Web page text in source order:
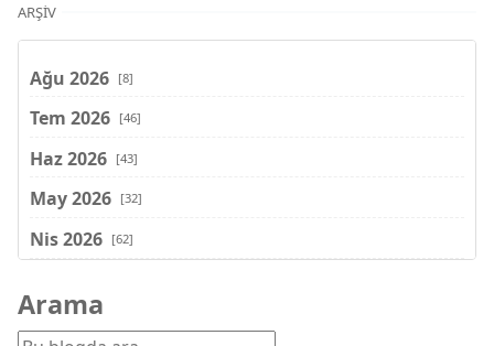
ARŞIV
Ağu 2026 [8]
Tem 2026 [46]
Haz 2026 [43]
May 2026 [32]
Nis 2026 [62]
Şub 2026
Arama